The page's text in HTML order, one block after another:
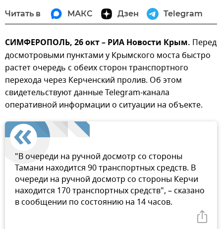
Читать в МАКС Дзен Telegram
СИМФЕРОПОЛЬ, 26 окт – РИА Новости Крым. Перед
досмотровыми пунктами у Крымского моста быстро
растет очередь с обеих сторон транспортного
перехода через Керченский пролив. Об этом
свидетельствуют данные Telegram-канала
оперативной информации о ситуации на объекте.
"В очереди на ручной досмотр со стороны
Тамани находится 90 транспортных средств. В
очереди на ручной досмотр со стороны Керчи
находится 170 транспортных средств", – сказано
в сообщении по состоянию на 14 часов.